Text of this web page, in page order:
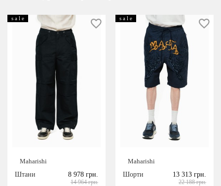
s a l e
Maharishi
Штани
8 978 грн.
14 964 грн.
s a l e
Maharishi
Шорти
13 313 грн.
22 188 грн.